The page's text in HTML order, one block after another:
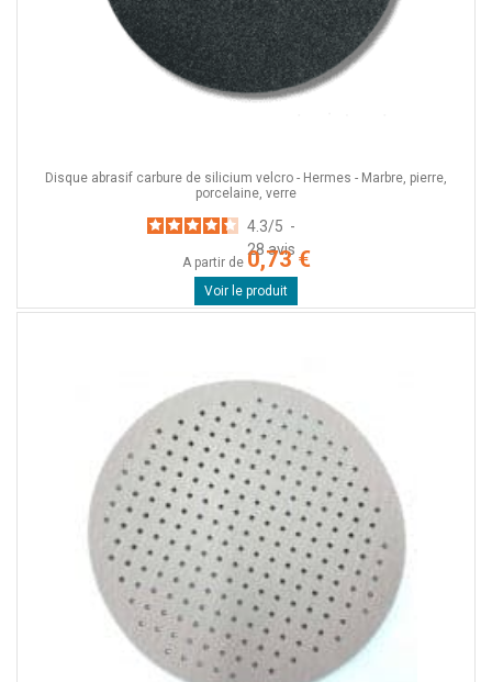
Disque abrasif carbure de silicium velcro - Hermes - Marbre, pierre,
porcelaine, verre
4.3/5 -
28avis
A partir de 0,73 €
Voir le produit